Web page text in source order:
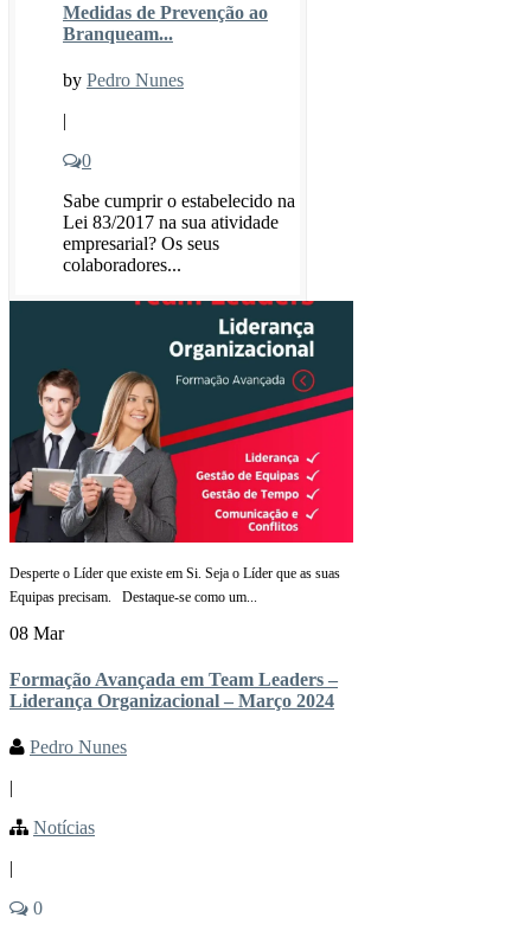
Medidas de Prevenção ao
Branqueam...
by Pedro Nunes
|
0
Sabe cumprir o estabelecido na
Lei 83/2017 na sua atividade
empresarial? Os seus
colaboradores...
Desperte o Líder que existe em Si. Seja o Líder que as suas
Equipas precisam. Destaque-se como um...
08 Mar
Formação Avançada em Team Leaders –
Liderança Organizacional – Março 2024
Pedro Nunes
|
Notícias
|
0